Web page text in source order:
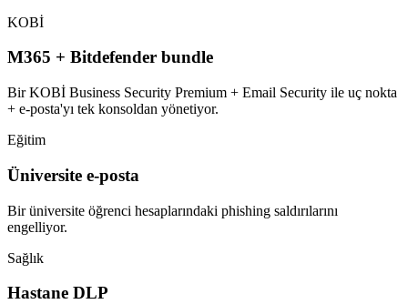
KOBİ
M365 + Bitdefender bundle
Bir KOBİ Business Security Premium + Email Security ile uç nokta
+ e-posta'yı tek konsoldan yönetiyor.
Eğitim
Üniversite e-posta
Bir üniversite öğrenci hesaplarındaki phishing saldırılarını
engelliyor.
Sağlık
Hastane DLP